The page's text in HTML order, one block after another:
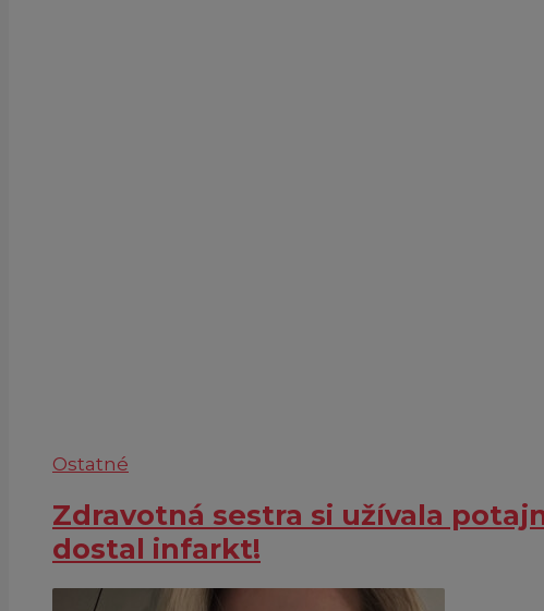
Ostatné
Zdravotná sestra si užívala
dostal infarkt!